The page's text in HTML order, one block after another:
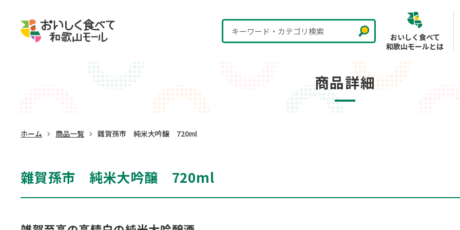
キーワード・カテゴリ検索
おいしく食べて
和歌山モールとは
商品詳細
ホーム 商品一覧 雜賀孫市 純米大吟醸 720ml
雜賀孫市 純米大吟醸 720ml